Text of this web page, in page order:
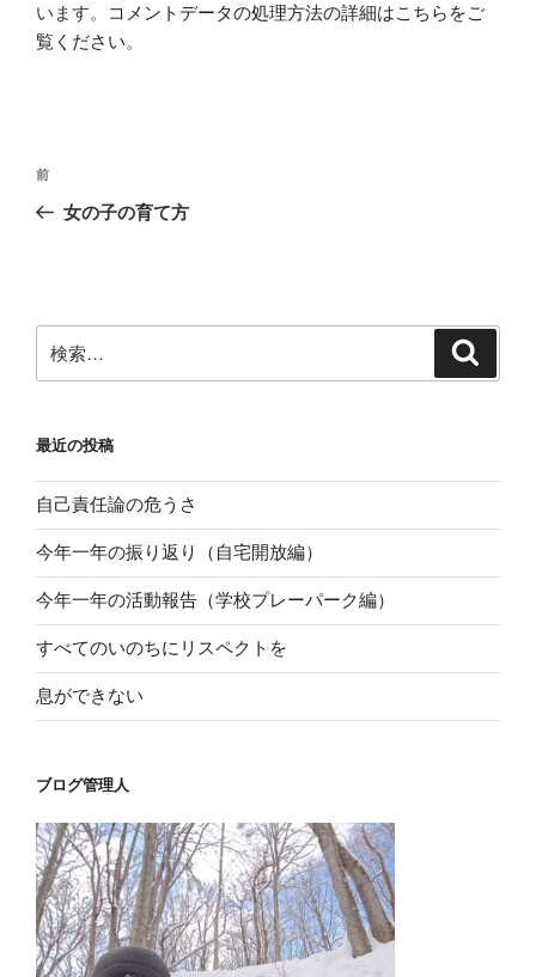
います。
コメントデータの処理方法の詳細はこちらをご
覧ください。
投
ナ
ー
シ
前
の
前
女の子の育て方
索:
最近の投稿
自己責任論の危うさ
今年一年の振り返り（自宅開放編）
今年一年の活動報告（学校プレーパーク編）
すべてのいのちにリスペクトを
息ができない
ブログ管理人